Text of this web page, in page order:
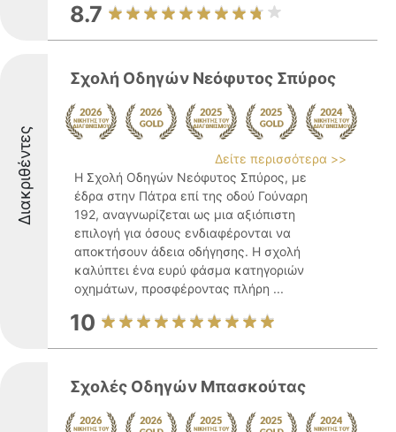
8.7
Διακριθέντες
Σχολή Οδηγών Νεόφυτος Σπύρος
Δείτε περισσότερα >>
Η Σχολή Οδηγών Νεόφυτος Σπύρος, με
έδρα στην Πάτρα επί της οδού Γούναρη
192, αναγνωρίζεται ως μια αξιόπιστη
επιλογή για όσους ενδιαφέρονται να
αποκτήσουν άδεια οδήγησης. Η σχολή
καλύπτει ένα ευρύ φάσμα κατηγοριών
οχημάτων, προσφέροντας πλήρη ...
10
Σχολές Οδηγών Μπασκούτας